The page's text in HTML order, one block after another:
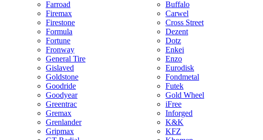
Farroad
Firemax
Firestone
Formula
Fortune
Fronway
General Tire
Gislaved
Goldstone
Goodride
Goodyear
Greentrac
Gremax
Grenlander
Gripmax
Buffalo
Carwel
Cross Street
Dezent
Dotz
Enkei
Enzo
Eurodisk
Fondmetal
Futek
Gold Wheel
iFree
Inforged
K&K
KFZ